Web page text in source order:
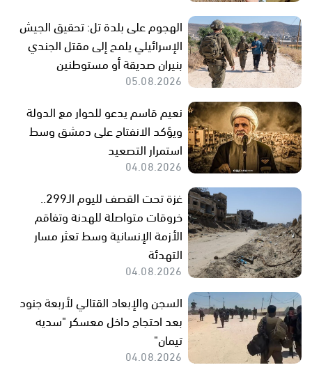
الهجوم على بلدة تل: تحقيق الجيش
الإسرائيلي يلمح إلى مقتل الجندي
بنيران صديقة أو مستوطنين
05.08.2026
نعيم قاسم يدعو للحوار مع الدولة
ويؤكد الانفتاح على دمشق وسط
استمرار التصعيد
04.08.2026
غزة تحت القصف لليوم الـ299..
خروقات متواصلة للهدنة وتفاقم
الأزمة الإنسانية وسط تعثر مسار
التهدئة
04.08.2026
السجن والإبعاد القتالي لأربعة جنود
بعد احتجاج داخل معسكر "سديه
تيمان"
04.08.2026